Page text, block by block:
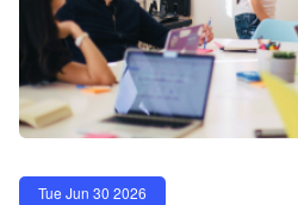
Tue Jun 30 2026